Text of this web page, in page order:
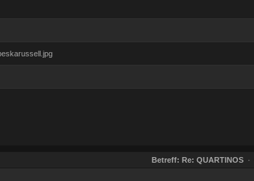
Betreff: Re: QUARTINOS ·